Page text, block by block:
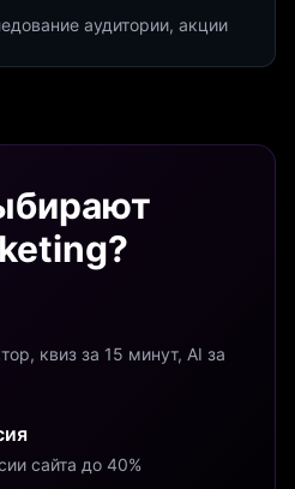
аудитории, акции
квиз за 15 минут, AI за
сайта до 40%